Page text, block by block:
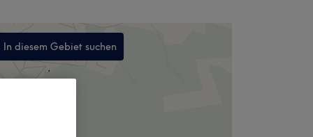
In diesem Gebiet suchen
,